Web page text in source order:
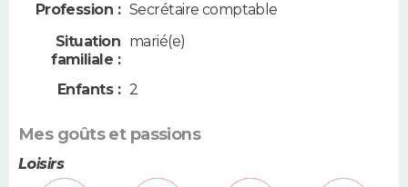
Profession : Secrétaire comptable
Situation
familiale :
marié(e)
Enfants : 2
Mes goûts et passions
Loisirs